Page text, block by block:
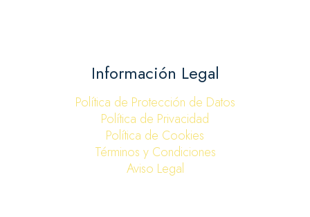
Información Legal
Política de Protección de Datos
Política de Privacidad
Política de Cookies
Términos y Condiciones
Aviso Legal